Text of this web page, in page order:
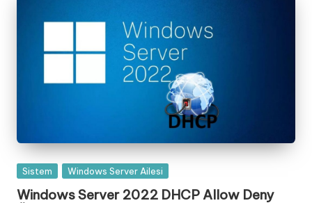
Posted
Sistem Windows Server Ailesi
Windows Server 2022 DHCP Allow Deny